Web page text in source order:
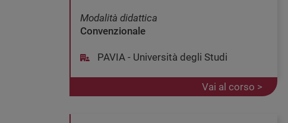
Modalità didattica
Convenzionale
PAVIA - Università degli Studi
Vai al corso >